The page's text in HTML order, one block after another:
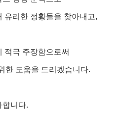
유리한 정황들을 찾아내고,
적극 주장함으로써
한 도움을 드리겠습니다.
합니다.